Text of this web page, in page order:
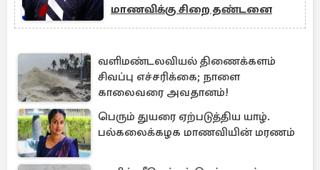
மாணவிக்கு சிறை தண்டனை
வளிமண்டலவியல் திணைக்களம்
சிவப்பு எச்சரிக்கை; நாளை
காலைவரை அவதானம்!
பெரும் துயரை ஏற்படுத்திய யாழ்.
பல்கலைக்கழக மாணவியின் மரணம்